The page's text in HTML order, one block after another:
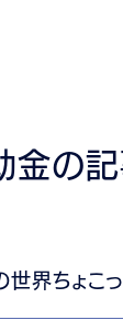
金の
世界ちょこ